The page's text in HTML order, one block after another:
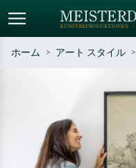
– 例：モネ、星月夜、印象派、
斎の波、ヌード。
ホーム アート スタイル